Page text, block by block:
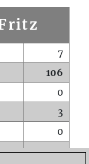
7
106
0
3
0
3